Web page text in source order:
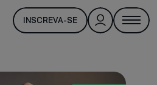
INSCREVA-SE